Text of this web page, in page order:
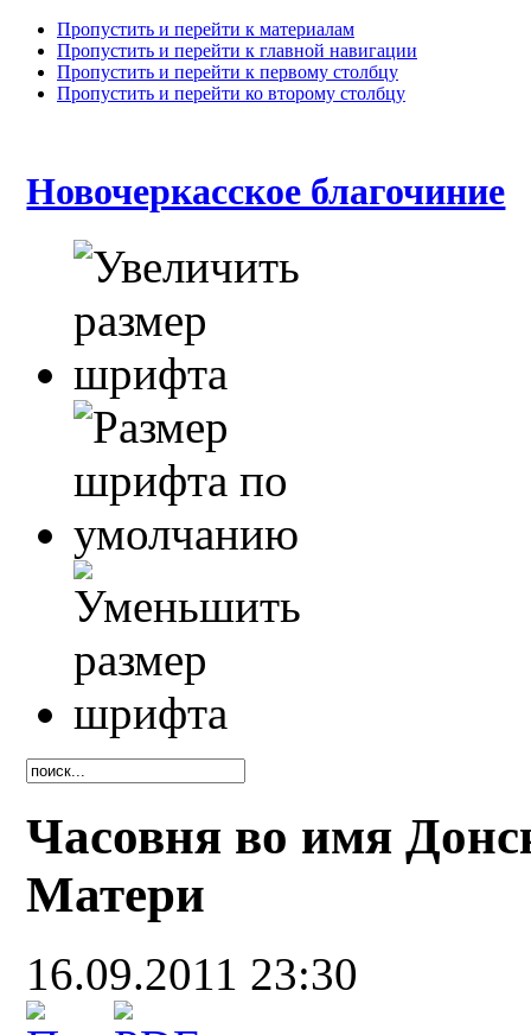
Пропустить и перейти к материалам
Пропустить и перейти к главной навигации
Пропустить и перейти к первому столбцу
Пропустить и перейти ко второму столбцу
Новочеркасское благочиние
Часовня во имя
Матери
16.09.2011 23:30